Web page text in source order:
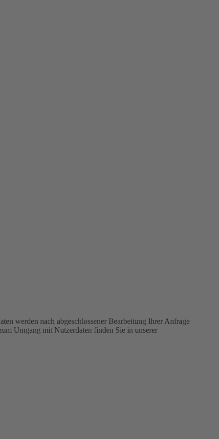
werden nach abgeschlossener Bearbeitung Ihrer Anfrage
Umgang mit Nutzerdaten finden Sie in unserer